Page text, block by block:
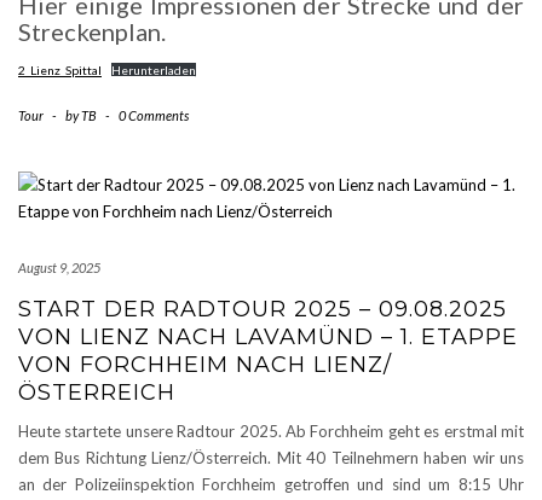
Streckenplan.
2_Lienz_Spittal Herunterladen
Tour - byTB - 0 Comments
August 9, 2025
START DER RADTOUR 2025 – 09.08.2025
VON LIENZ NACH LAVAMÜND – 1. ETAPPE
VON FORCHHEIM NACH LIENZ/
ÖSTERREICH
Heute startete unsere Radtour 2025. Ab Forchheim geht es erstmal mit
dem Bus Richtung Lienz/Österreich. Mit 40 Teilnehmern haben wir uns
an der Polizeiinspektion Forchheim getroffen und sind um 8:15 Uhr